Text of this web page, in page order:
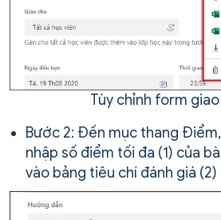
Tùy chỉnh form
Bước 2: Đến mục thang
nhập số điểm tối đa (1) của
vào bảng tiêu chí đánh giá (2)